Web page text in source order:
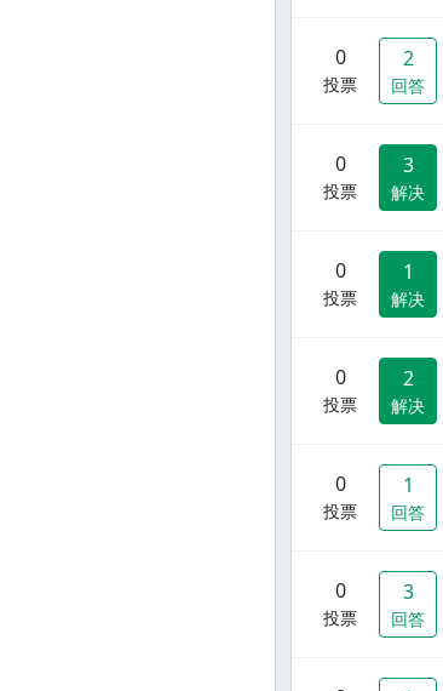
0
投票
2
回答
0
投票
3
解决
0
投票
1
解决
0
投票
2
解决
0
投票
1
回答
0
投票
3
回答